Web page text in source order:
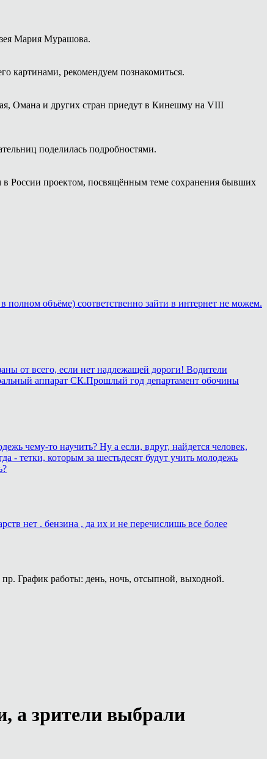
Мария Мурашова.
картинами, рекомендуем познакомиться.
Омана и других стран приедут в Кинешму на VIII
поделилась подробностями.
в России проектом, посвящённым теме сохранения бывших
полном объёме) соответственно зайти в интернет не можем.
от всего, если нет надлежащей дороги! Водители
аппарат СК.Прошлый год департамент обочины
чему-то научить? Ну а если, вдруг, найдется человек,
- тетки, которым за шестьдесят будут учить молодежь
нет . бензина , да их и не перечислишь все более
График работы: день, ночь, отсыпной, выходной.
а зрители выбрали